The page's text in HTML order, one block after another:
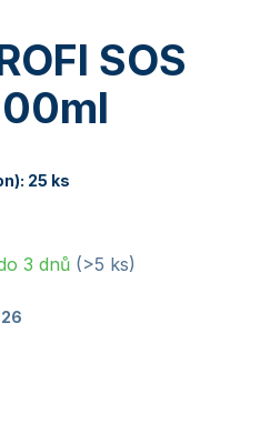
SOS
25 ks
3 dnů (>5 ks)